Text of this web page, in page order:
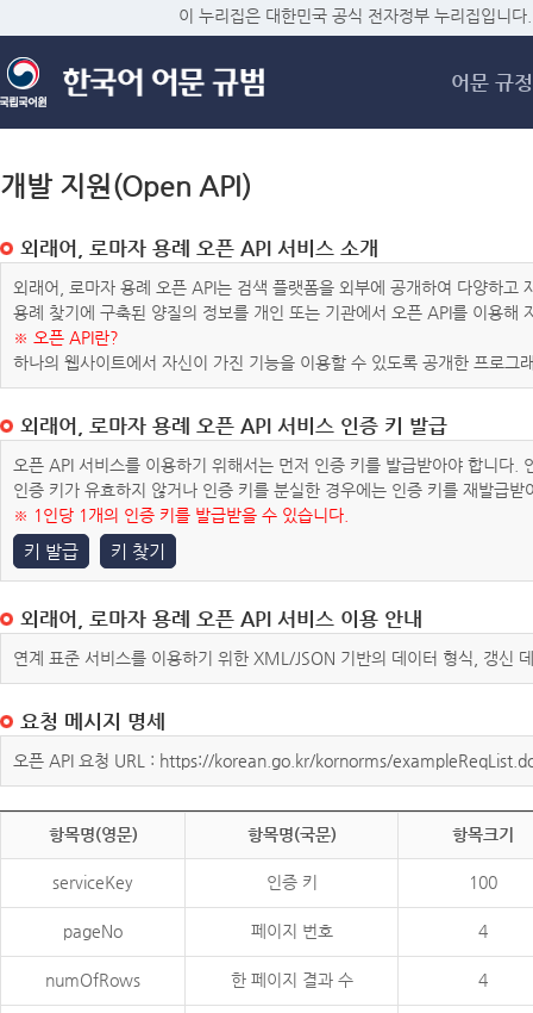
메
이 누리집은 대한민국 공식 전자정부 누리집입니다.
어문 규정
개발 지원(Open API)
외래어, 로마자 용례 오픈 API 서비스 소개
외래어, 로마자 용례 오픈 API는 검색 플랫폼을 외부에 공개하여 다양하
용례 찾기에 구축된 양질의 정보를 개인 또는 기관에서 오픈 API를 이용해
※ 오픈 API란?
하나의 웹사이트에서 자신이 가진 기능을 이용할 수 있도록 공개한 프로그
외래어, 로마자 용례 오픈 API 서비스 인증 키 발급
오픈 API 서비스를 이용하기 위해서는 먼저 인증 키를 발급받아야 합니다
인증 키가 유효하지 않거나 인증 키를 분실한 경우에는 인증 키를 재발급받
※ 1인당 1개의 인증 키를 발급받을 수 있습니다.
키 발급 키 찾기
외래어, 로마자 용례 오픈 API 서비스 이용 안내
연계 표준 서비스를 이용하기 위한 XML/JSON 기반의 데이터 형식, 갱신
요청 메시지 명세
오픈 API 요청 URL : https://korean.go.kr/kornorms/
항목명(영문) 항목명(국문) 항목크기
serviceKey 인증 키 100
pageNo 페이지 번호 4
numOfRows 한 페이지 결과 수 4